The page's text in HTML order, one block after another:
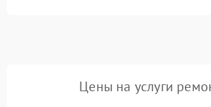
Цены на услуги